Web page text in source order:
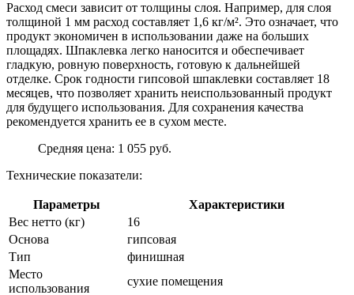
Расход смеси зависит от толщины слоя. Например, для слоя
толщиной 1 мм расход составляет 1,6 кг/м². Это означает, что
продукт экономичен в использовании даже на больших
площадях. Шпаклевка легко наносится и обеспечивает
гладкую, ровную поверхность, готовую к дальнейшей
отделке. Срок годности гипсовой шпаклевки составляет 18
месяцев, что позволяет хранить неиспользованный продукт
для будущего использования. Для сохранения качества
рекомендуется хранить ее в сухом месте.
Средняя цена: 1 055 руб.
Технические показатели:
Параметры
Характеристики
Вес нетто (кг)
16
Основа
гипсовая
Тип
финишная
Место
использования
сухие помещения